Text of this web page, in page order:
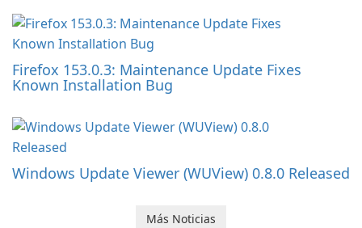
Firefox 153.0.3: Maintenance Update Fixes
Known Installation Bug
Windows Update Viewer (WUView) 0.8.0 Released
Más Noticias